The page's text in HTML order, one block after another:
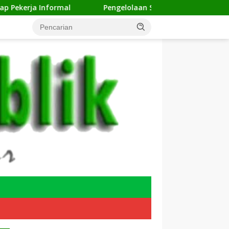
Pengelolaan Sampah Makin Efisien, Dosen Ilmu